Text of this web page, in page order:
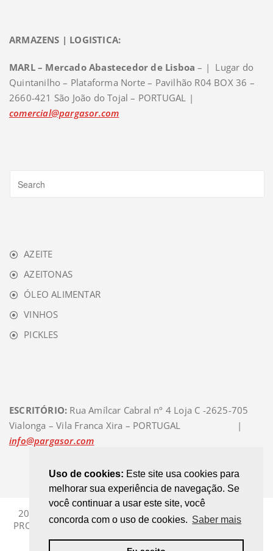
Uso de cookies: Este site usa cookies para
melhorar sua experiência de navegação. Se
você continuar a usar este site, você
concorda com o uso de cookies. Saber mais
ARMAZENS | LOGISTICA:
MARL – Mercado Abastecedor de Lisboa – | Lugar do
Quintanilho – Plataforma Norte – Pavilhão R04 BOX 36 –
2660-421 São João do Tojal – PORTUGAL |
comercial@pargasor.com
AZEITE
AZEITONAS
ÓLEO ALIMENTAR
VINHOS
PICKLES
ESCRITÓRIO: Rua Amílcar Cabral nº 4 Loja C -2625-705
Vialonga – Vila Franca Xira – PORTUGAL |
info@pargasor.com
2012 / 2024 - @ PARGASOR group | WE ARE PRODUCT
PRODUCERS AND SELECTORS | Theme:Appointment Red
by Webriti